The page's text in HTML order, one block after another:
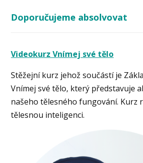
Doporučujeme absolvovat
Videokurz Vnímej své tělo
Stěžejní kurz jehož součástí je
Vnímej své tělo, který představuje
našeho tělesného fungování. Kurz
tělesnou inteligenci.